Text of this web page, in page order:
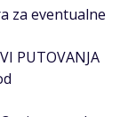
za eventualne
PUTOVANJA